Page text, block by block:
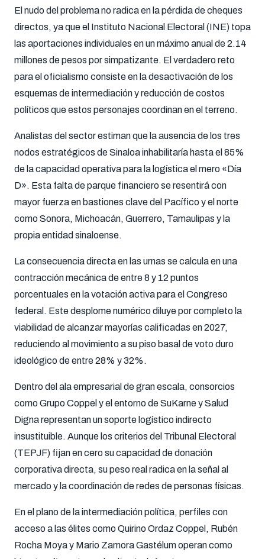
El nudo del problema no radica en la pérdida de cheques
directos, ya que el Instituto Nacional Electoral (INE) topa
las aportaciones individuales en un máximo anual de 2.14
millones de pesos por simpatizante. El verdadero reto
para el oficialismo consiste en la desactivación de los
esquemas de intermediación y reducción de costos
políticos que estos personajes coordinan en el terreno.
Analistas del sector estiman que la ausencia de los tres
nodos estratégicos de Sinaloa inhabilitaría hasta el 85%
de la capacidad operativa para la logística el mero «Día
D». Esta falta de parque financiero se resentirá con
mayor fuerza en bastiones clave del Pacífico y el norte
como Sonora, Michoacán, Guerrero, Tamaulipas y la
propia entidad sinaloense.
La consecuencia directa en las urnas se calcula en una
contracción mecánica de entre 8 y 12 puntos
porcentuales en la votación activa para el Congreso
federal. Este desplome numérico diluye por completo la
viabilidad de alcanzar mayorías calificadas en 2027,
reduciendo al movimiento a su piso basal de voto duro
ideológico de entre 28% y 32%.
Dentro del ala empresarial de gran escala, consorcios
como Grupo Coppel y el entorno de SuKarne y Salud
Digna representan un soporte logístico indirecto
insustituible. Aunque los criterios del Tribunal Electoral
(TEPJF) fijan en cero su capacidad de donación
corporativa directa, su peso real radica en la señal al
mercado y la coordinación de redes de personas físicas.
En el plano de la intermediación política, perfiles con
acceso a las élites como Quirino Ordaz Coppel, Rubén
Rocha Moya y Mario Zamora Gastélum operan como